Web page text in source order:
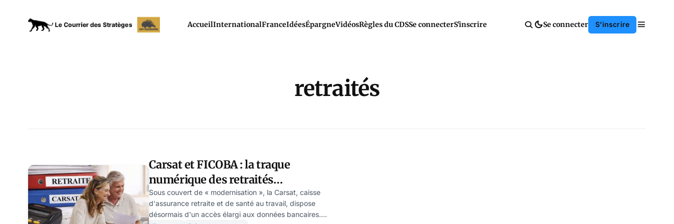
AccueilInternationalFranceIdéesÉpargneVidéosRègles du CDSSe connecterS'inscrire Se connecter S'inscrire
retraités
Carsat et FICOBA : la traque
numérique des retraités
s’intensifie
Sous couvert de « modernisation », la Carsat, caisse
d'assurance retraite et de santé au travail, dispose
désormais d'un accès élargi aux données bancaires.